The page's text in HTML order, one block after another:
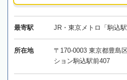
最寄駅 JR・東京メトロ「駒込
所在地
〒170-0003 東京都豊島
ション駒込駅前407